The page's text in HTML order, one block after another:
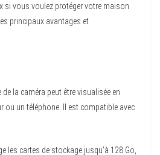
si vous voulez protéger votre maison
principaux avantages et
de la caméra peut être visualisée en
ou un téléphone. Il est compatible avec
les cartes de stockage jusqu’à 128 Go,